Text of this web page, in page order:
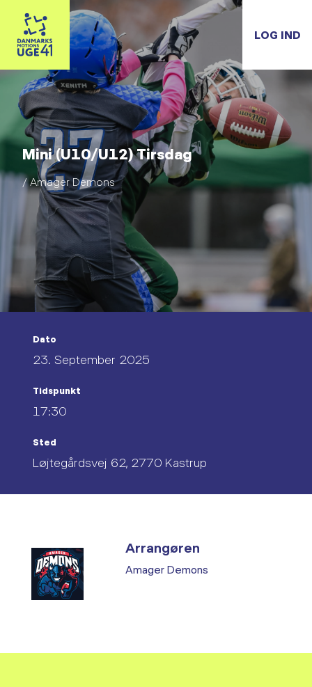
LOG IND
Mini (U10/U12) Tirsdag
/ Amager Demons
Dato
23. September 2025
Tidspunkt
17:30
Sted
Løjtegårdsvej 62, 2770 Kastrup
Arrangøren
Amager Demons